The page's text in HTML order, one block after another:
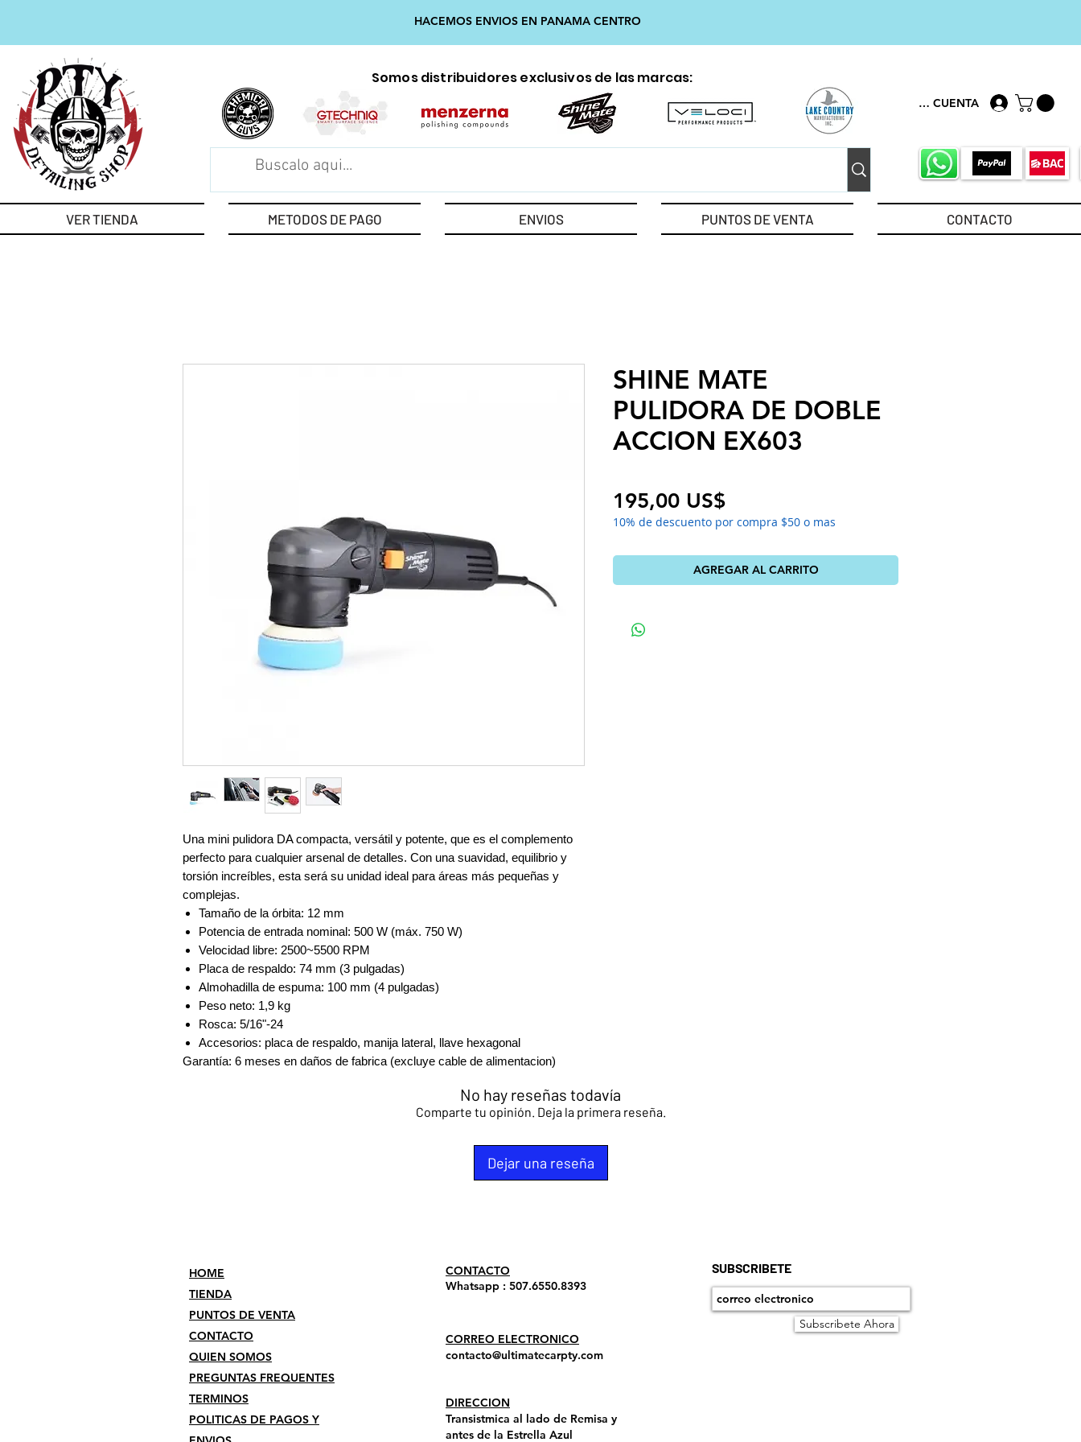
HACEMOS ENVIOS EN PANAMA CENTRO
Somos distribuidores exclusivos de las marcas:
MI CUENTA
VER TIENDA METODOS DE PAGO ENVIOS PUNTOS DE VENTA CONTACTO
Una mini pulidora DA compacta, versátil y potente, que es el complemento
perfecto para cualquier arsenal de detalles. Con una suavidad, equilibrio y
torsión increíbles, esta será su unidad ideal para áreas más pequeñas y
complejas.
Tamaño de la órbita: 12 mm
Potencia de entrada nominal: 500 W (máx. 750 W)
Velocidad libre: 2500~5500 RPM
Placa de respaldo: 74 mm (3 pulgadas)
Almohadilla de espuma: 100 mm (4 pulgadas)
Peso neto: 1,9 kg
Rosca: 5/16"-24
Accesorios: placa de respaldo, manija lateral, llave hexagonal
Garantía: 6 meses en daños de fabrica (excluye cable de alimentacion)
SHINE MATE
PULIDORA DE DOBLE
ACCION EX603
195,00 US$Precio
10% de descuento por compra $50 o mas
AGREGAR AL CARRITO
No hay reseñas todavía
Comparte tu opinión. Deja la primera reseña.
Dejar una reseña
HOME
TIENDA
PUNTOS DE VENTA
CONTACTO
QUIEN SOMOS
PREGUNTAS FREQUENTES
TERMINOS
POLITICAS DE PAGOS Y
​CONTACTO
Whatsapp : 507.6550.8393
CORREO ELECTRONICO
contacto@ultimatecarpty.com
SUBSCRIBETE
Subscribete Ahora
DIRECCION
Transistmica al lado de Remisa y
antes de la Estrella Azul